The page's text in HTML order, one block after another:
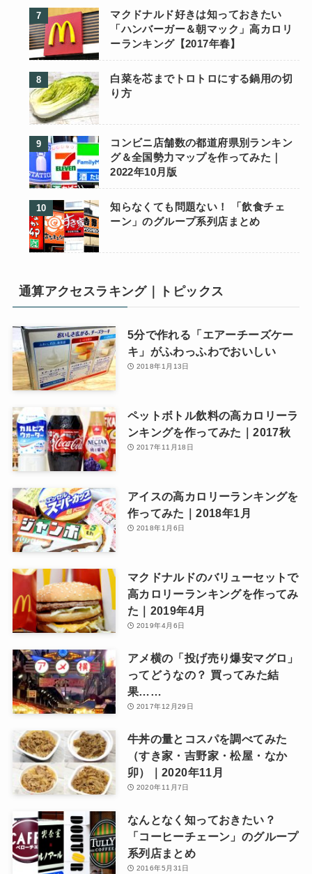
マクドナルド好きは知っておきたい
「ハンバーガー＆朝マック」高カロリ
ーランキング【2017年春】
白菜を芯までトロトロにする鍋用の切
り方
コンビニ店舗数の都道府県別ランキン
グ＆全国勢力マップを作ってみた｜
2022年10月版
知らなくても問題ない！ 「飲食チェ
ーン」のグループ系列店まとめ
通算アクセスラキング｜トピックス
5分で作れる「エアーチーズケー
キ」がふわっふわでおいしい
2018年1月13日
ペットボトル飲料の高カロリーラ
ンキングを作ってみた｜2017秋
2017年11月18日
アイスの高カロリーランキングを
作ってみた｜2018年1月
2018年1月6日
マクドナルドのバリューセットで
高カロリーランキングを作ってみ
た｜2019年4月
2019年4月6日
アメ横の「投げ売り爆安マグロ」
ってどうなの？ 買ってみた結
果……
2017年12月29日
牛丼の量とコスパを調べてみた
（すき家・吉野家・松屋・なか
卯）｜2020年11月
2020年11月7日
なんとなく知っておきたい？
「コーヒーチェーン」のグループ
系列店まとめ
2016年5月31日